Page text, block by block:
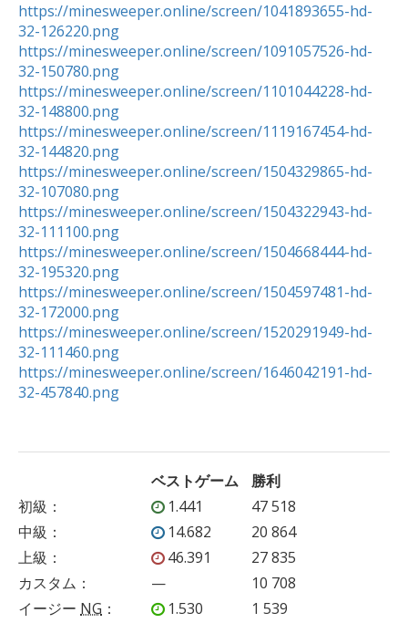
https://minesweeper.online/screen/1041893655-hd-
32-126220.png
https://minesweeper.online/screen/1091057526-hd-
32-150780.png
https://minesweeper.online/screen/1101044228-hd-
32-148800.png
https://minesweeper.online/screen/1119167454-hd-
32-144820.png
https://minesweeper.online/screen/1504329865-hd-
32-107080.png
https://minesweeper.online/screen/1504322943-hd-
32-111100.png
https://minesweeper.online/screen/1504668444-hd-
32-195320.png
https://minesweeper.online/screen/1504597481-hd-
32-172000.png
https://minesweeper.online/screen/1520291949-hd-
32-111460.png
https://minesweeper.online/screen/1646042191-hd-
32-457840.png
ベストゲーム
勝利
初級 ： 1.441
47 518
中級 ： 14.682
20 864
上級 ： 46.391
27 835
カスタム ： —
10 708
イージー NG ： 1.530
1 539